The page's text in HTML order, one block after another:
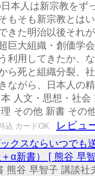
本人は新宗教をず
もそも新宗教とは
きた明治以後それ
巨大組織・創価学
利用してきたか、
ら死と組織分裂、
ながら、日本人の
人文・思想・社
その他 新書 その
込 カードOK レビュ
ックスならいつで
α新書） [ 熊谷 早
熊谷 早智子 講談